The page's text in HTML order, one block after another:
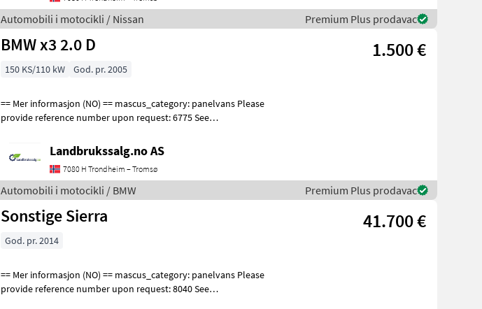
Automobili i motocikli / Nissan Premium Plus prodavac
BMW x3 2.0 D 1.500 €
150 KS/110 kW God. pr. 2005
== Mer informasjon (NO) == mascus_category: panelvans Please
provide reference number upon request: 6775 See
Landbrukssalg.no AS
7080 H Trondheim – Tromsø
Automobili i motocikli / BMW Premium Plus prodavac
Sonstige Sierra 41.700 €
God. pr. 2014
== Mer informasjon (NO) == mascus_category: panelvans Please
provide reference number upon request: 8040 See